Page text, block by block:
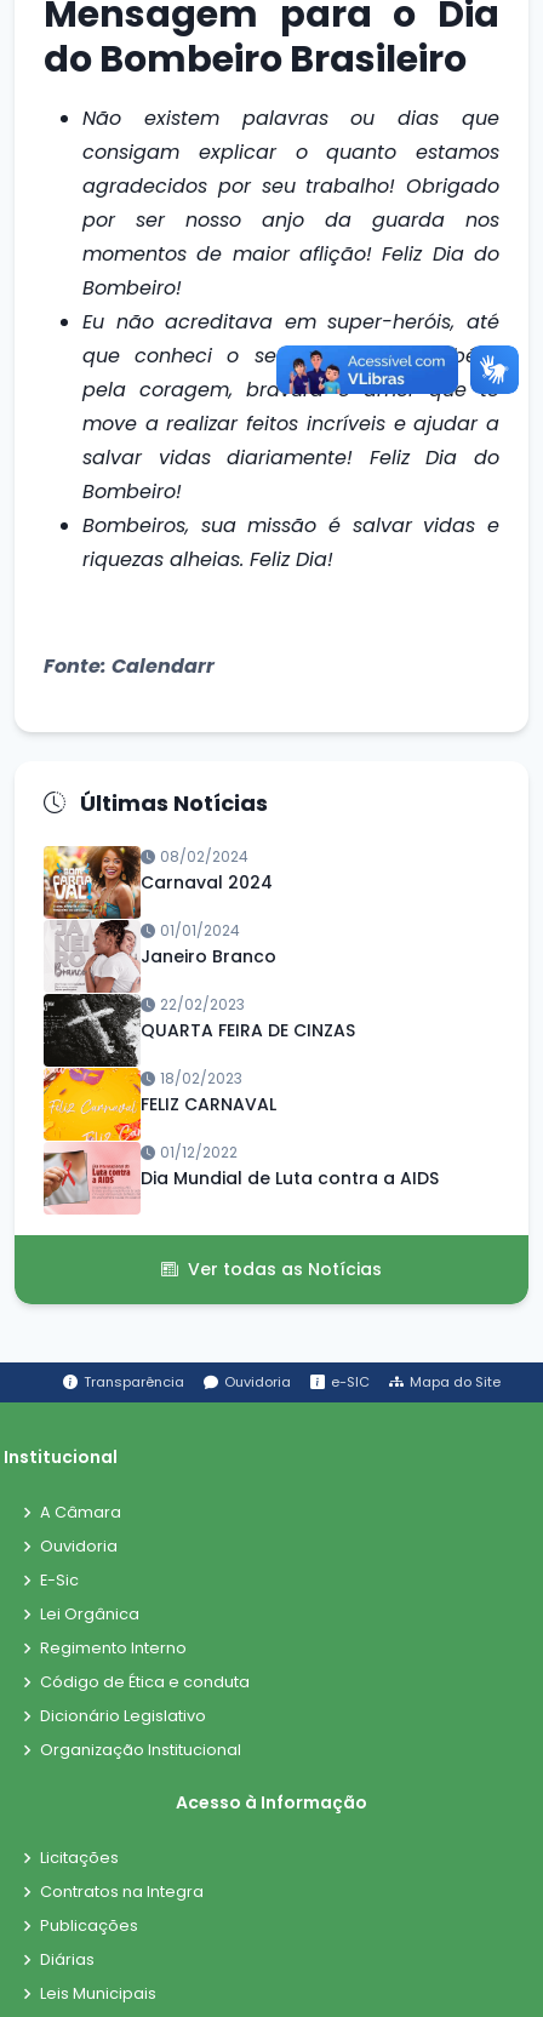
Mensagem para o Dia
do Bombeiro Brasileiro
Não existem palavras ou dias que
consigam explicar o quanto estamos
agradecidos por seu trabalho! Obrigado
por ser nosso anjo da guarda nos
momentos de maior aflição! Feliz Dia do
Bombeiro!
Eu não acreditava em super-heróis, até
que conheci o seu trabalho! Parabéns
pela coragem, bravura e amor que te
move a realizar feitos incríveis e ajudar a
salvar vidas diariamente! Feliz Dia do
Bombeiro!
Bombeiros, sua missão é salvar vidas e
riquezas alheias. Feliz Dia!
Fonte: Calendarr
Últimas Notícias
08/02/2024
Carnaval 2024
01/01/2024
Janeiro Branco
22/02/2023
QUARTA FEIRA DE CINZAS
18/02/2023
FELIZ CARNAVAL
01/12/2022
Dia Mundial de Luta contra a AIDS
Ver todas as Notícias
Transparência Ouvidoria e-SIC Mapa do Site
Institucional
A Câmara
Ouvidoria
E-Sic
Lei Orgânica
Regimento Interno
Código de Ética e conduta
Dicionário Legislativo
Organização Institucional
Acesso à Informação
Licitações
Contratos na Integra
Publicações
Diárias
Leis Municipais